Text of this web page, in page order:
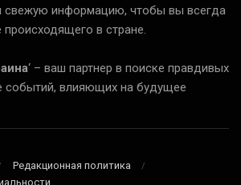
свежую информацию, чтобы вы всегда
происходящего в стране.
‘ – ваш партнер в поиске правдивых
событий, влияющих на будущее
Редакционная политика